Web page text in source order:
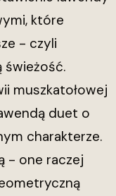
które
- czyli
świeżość.
muszkatołowej
duet o
charakterze.
- one raczej